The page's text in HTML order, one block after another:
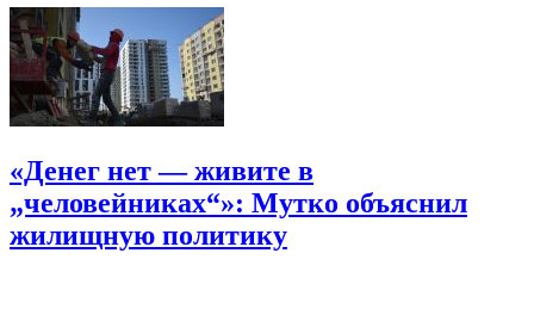
«Денег нет — живите в
„человейниках“»: Мутко объяснил
жилищную политику